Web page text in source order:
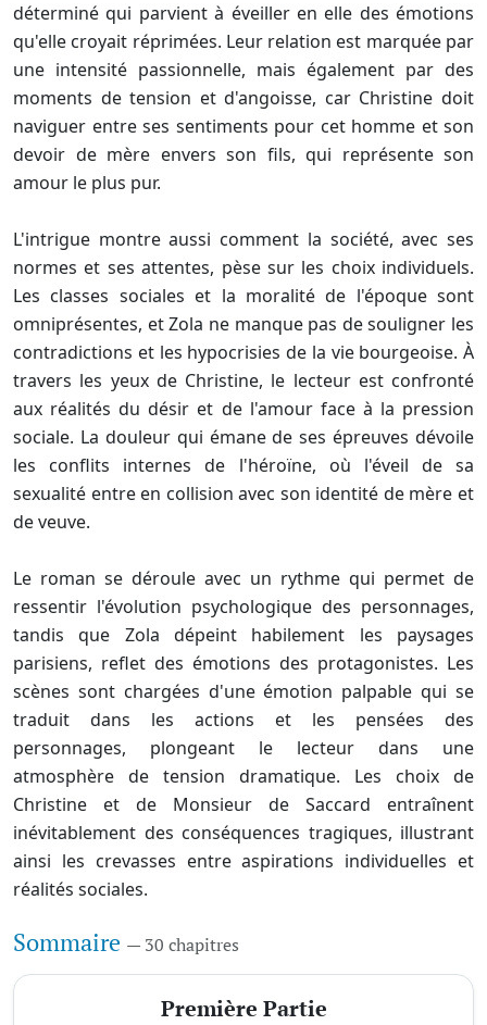
déterminé qui parvient à éveiller en elle des émotions
qu'elle croyait réprimées. Leur relation est marquée par
une intensité passionnelle, mais également par des
moments de tension et d'angoisse, car Christine doit
naviguer entre ses sentiments pour cet homme et son
devoir de mère envers son fils, qui représente son
amour le plus pur.
L'intrigue montre aussi comment la société, avec ses
normes et ses attentes, pèse sur les choix individuels.
Les classes sociales et la moralité de l'époque sont
omniprésentes, et Zola ne manque pas de souligner les
contradictions et les hypocrisies de la vie bourgeoise. À
travers les yeux de Christine, le lecteur est confronté
aux réalités du désir et de l'amour face à la pression
sociale. La douleur qui émane de ses épreuves dévoile
les conflits internes de l'héroïne, où l'éveil de sa
sexualité entre en collision avec son identité de mère et
de veuve.
Le roman se déroule avec un rythme qui permet de
ressentir l'évolution psychologique des personnages,
tandis que Zola dépeint habilement les paysages
parisiens, reflet des émotions des protagonistes. Les
scènes sont chargées d'une émotion palpable qui se
traduit dans les actions et les pensées des
personnages, plongeant le lecteur dans une
atmosphère de tension dramatique. Les choix de
Christine et de Monsieur de Saccard entraînent
inévitablement des conséquences tragiques, illustrant
ainsi les crevasses entre aspirations individuelles et
réalités sociales.
Sommaire — 30 chapitres
Première Partie